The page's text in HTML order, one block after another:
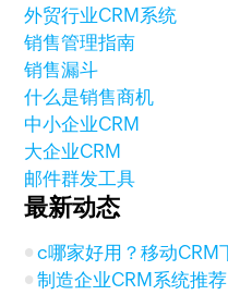
外贸行业CRM系统
销售管理指南
销售漏斗
什么是销售商机
中小企业CRM
大企业CRM
邮件群发工具
最新动态
c哪家好用？移动CRM
制造企业CRM系统推